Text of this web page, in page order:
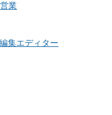
業
集エディター